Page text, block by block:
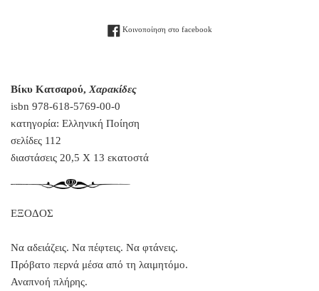
Κοινοποίηση στο facebookFacebook
Βίκυ Κατσαρού, Χαρακίδες
isbn 978-618-5769-00-0
κατηγορία: Ελληνική Ποίηση
σελίδες 112
διαστάσεις 20,5 Χ 13 εκατοστά
ΕΞΟΔΟΣ
Να αδειάζεις. Να πέφτεις. Να φτάνεις.
Πρόβατο περνά μέσα από τη λαιμητόμο.
Αναπνοή πλήρης.